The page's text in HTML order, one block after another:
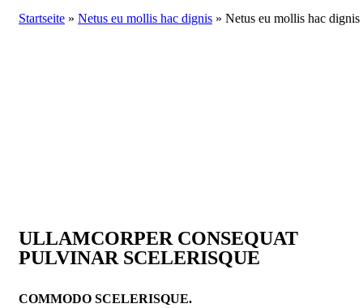
Startseite » Netus eu mollis hac dignis » Netus eu mollis hac dignis
ULLAMCORPER CONSEQUAT
PULVINAR SCELERISQUE
COMMODO SCELERISQUE.